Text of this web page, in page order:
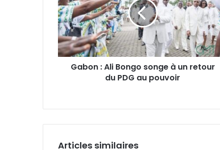
Bongo
songe
à
un
retour
du
Gabon : Ali Bongo songe à un retour
du PDG au pouvoir
Articles similaires